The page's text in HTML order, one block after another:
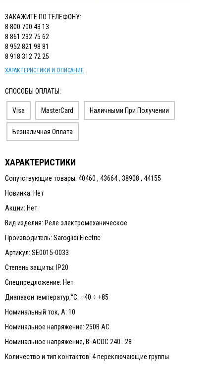
ЗАКАЖИТЕ ПО ТЕЛЕФОНУ:
8 800 700 43 13
8 861 232 75 62
8 952 821 98 81
8 918 312 72 25
ХАРАКТЕРИСТИКИ И ОПИСАНИЕ
СПОСОБЫ ОПЛАТЫ:
Visa MasterCard Наличными При Получении
Безналичная Оплата
ХАРАКТЕРИСТИКИ
Сопутствующие товары: 40460 , 43664 , 38908 , 44155
Новинка: Нет
Акции: Нет
Вид изделия: Реле электромеханическое
Производитель: Saroglidi Electric
Артикул: SE0015-0033
Степень защиты: IP20
Спецпредложение: Нет
Диапазон температур,°С: –40 ÷ +85
Номинальный ток, А: 10
Номинальное напряжение: 250В АС
Номинальное напряжение, В: ACDC 240...28
Количество и тип контактов: 4 переключающие группы